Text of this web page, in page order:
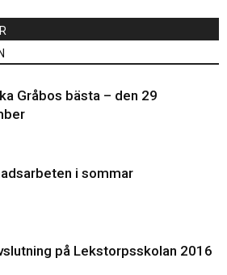
Gråbos bästa – den 29
i sommar
på Lekstorpsskolan 2016